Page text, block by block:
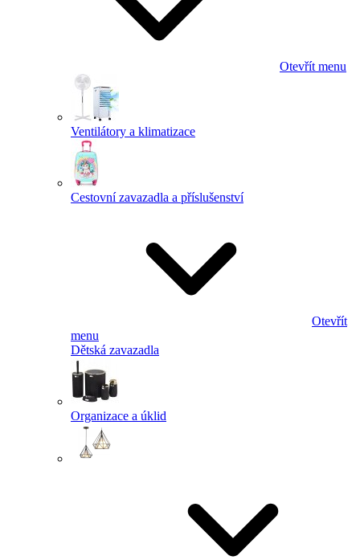
Otevřít menu
Ventilátory a klimatizace
Cestovní zavazadla a příslušenství
Otevřít
menu
Dětská zavazadla
Organizace a úklid